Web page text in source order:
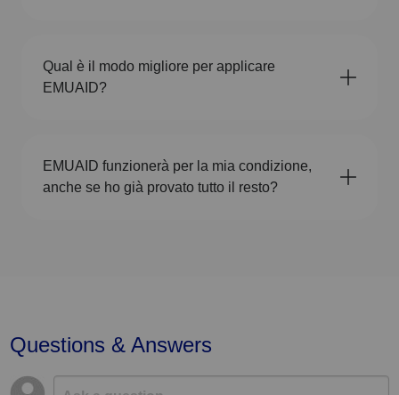
Qual è il modo migliore per applicare
EMUAID?
EMUAID funzionerà per la mia condizione,
anche se ho già provato tutto il resto?
Questions & Answers